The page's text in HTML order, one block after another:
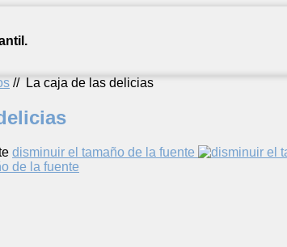
// La caja de las delicias
disminuir el tamaño de la fuente